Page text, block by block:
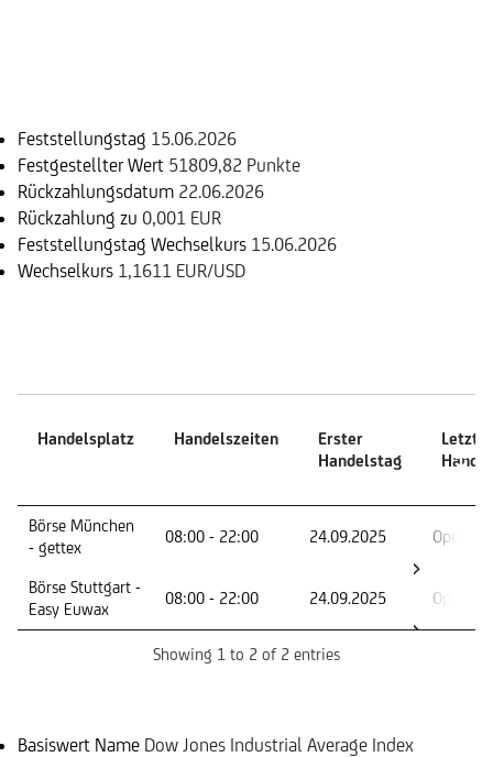
Feststellungstag 15.06.2026
Festgestellter Wert 51809,82 Punkte
Rückzahlungsdatum 22.06.2026
Rückzahlung zu 0,001 EUR
Feststellungstag Wechselkurs 15.06.2026
Wechselkurs 1,1611 EUR/USD
Handelsplatz Handelszeiten
Erster
Handelstag
Letzter
Handelsplatz
Handelstag
Börse München
- gettex
08:00 - 22:00 24.09.2025 Open
Börse Stuttgart -
Easy Euwax
08:00 - 22:00 24.09.2025 Open
Showing 1 to 2 of 2 entries
Basiswert Name Dow Jones Industrial Average Index